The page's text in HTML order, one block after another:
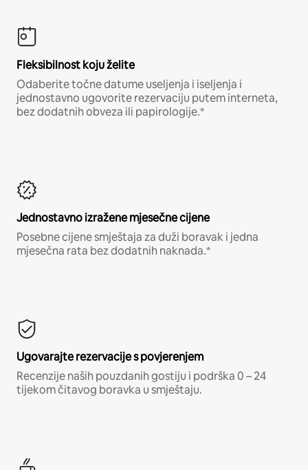
Fleksibilnost koju želite
Odaberite točne datume useljenja i iseljenja i
jednostavno ugovorite rezervaciju putem interneta,
bez dodatnih obveza ili papirologije.*
Jednostavno izražene mjesečne cijene
Posebne cijene smještaja za duži boravak i jedna
mjesečna rata bez dodatnih naknada.*
Ugovarajte rezervacije s povjerenjem
Recenzije naših pouzdanih gostiju i podrška 0 – 24
tijekom čitavog boravka u smještaju.